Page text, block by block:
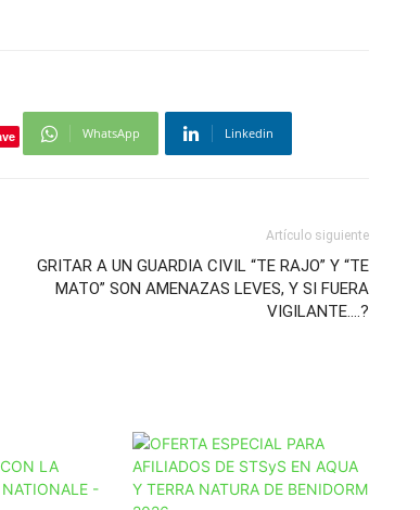
WhatsApp Linkedin
Artículo siguiente
GRITAR A UN GUARDIA CIVIL “TE RAJO” Y “TE
MATO” SON AMENAZAS LEVES, Y SI FUERA
VIGILANTE….?